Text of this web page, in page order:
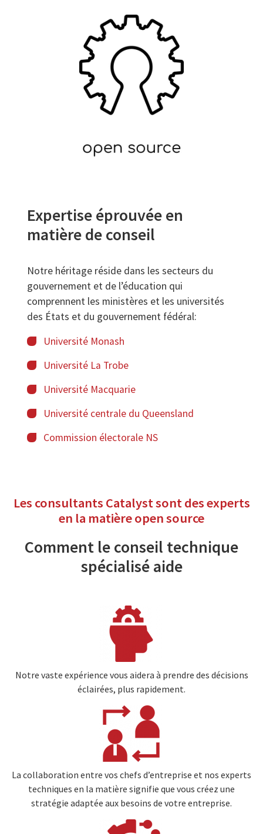
Expertise éprouvée en
matière de conseil
Notre héritage réside dans les secteurs du
gouvernement et de l’éducation qui
comprennent les ministères et les universités
des États et du gouvernement fédéral:
Université Monash
Université La Trobe
Université Macquarie
Université centrale du Queensland
Commission électorale NS
Les consultants Catalyst sont des experts
en la matière open source
Comment le conseil technique
spécialisé aide
Image
Notre vaste expérience vous aidera à prendre des décisions
éclairées, plus rapidement.
Image
La collaboration entre vos chefs d’entreprise et nos experts
techniques en la matière signifie que vous créez une
stratégie adaptée aux besoins de votre entreprise.
Image